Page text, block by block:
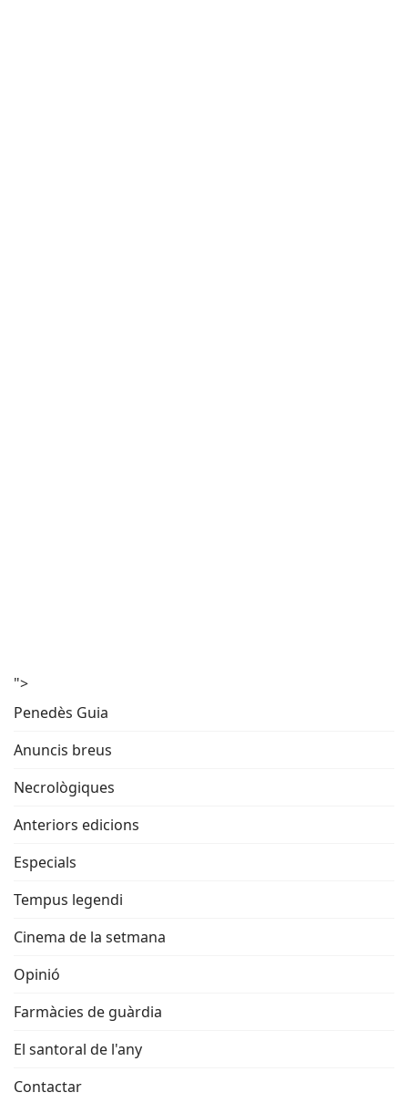
">
Penedès Guia
Anuncis breus
Necrològiques
Anteriors edicions
Especials
Tempus legendi
Cinema de la setmana
Opinió
Farmàcies de guàrdia
El santoral de l'any
Contactar